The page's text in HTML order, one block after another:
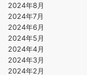
2024年8月
2024年7月
2024年6月
2024年5月
2024年4月
2024年3月
2024年2月